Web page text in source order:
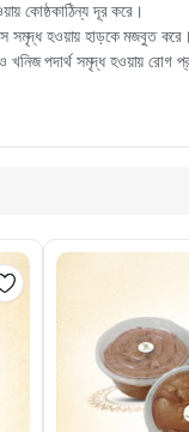
কোষ্ঠকাঠিন্য দূর করে।
সমৃদ্ধ হওয়ায় হাড়কে মজবুত করে।
খনিজ পদার্থ সমৃদ্ধ হওয়ায় রোগ